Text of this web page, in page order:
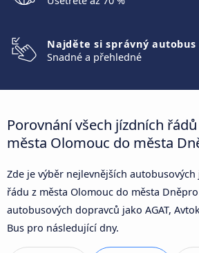
Najděte si správný autobus
Snadné a přehledné
Porovnání všech jízdních
města Olomouc do města
Zde je výběr nejlevnějších
řádu z města Olomouc do města
autobusových dopravců jako AGAT,
Bus pro následující dny.